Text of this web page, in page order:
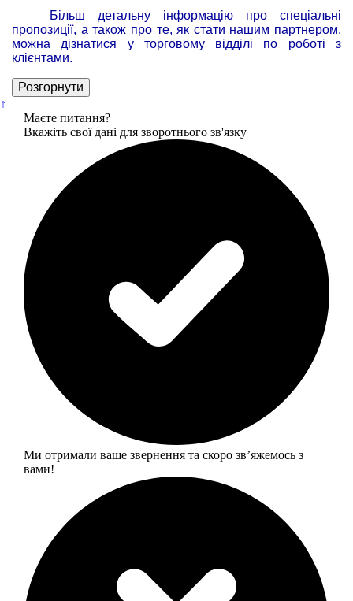
Більш детальну інформацію про спеціальні
пропозиції, а також про те, як стати нашим партнером,
можна дізнатися у торговому відділі по роботі з
клієнтами.
Розгорнути
↑
Маєте питання?
Вкажіть свої дані для зворотнього зв'язку
Ми отримали ваше звернення та скоро звʼяжемось з
вами!